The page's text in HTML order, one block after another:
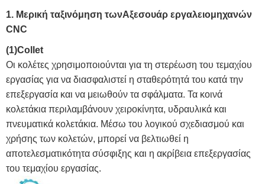
1. Μερική ταξινόμηση τωνΑξεσουάρ εργαλειομηχανών
CNC
(1)Collet
Οι κολέτες χρησιμοποιούνται για τη στερέωση του τεμαχίου
εργασίας για να διασφαλιστεί η σταθερότητά του κατά την
επεξεργασία και να μειωθούν τα σφάλματα. Τα κοινά
κολετάκια περιλαμβάνουν χειροκίνητα, υδραυλικά και
πνευματικά κολετάκια. Μέσω του λογικού σχεδιασμού και
χρήσης των κολετών, μπορεί να βελτιωθεί η
αποτελεσματικότητα σύσφιξης και η ακρίβεια επεξεργασίας
του τεμαχίου εργασίας.